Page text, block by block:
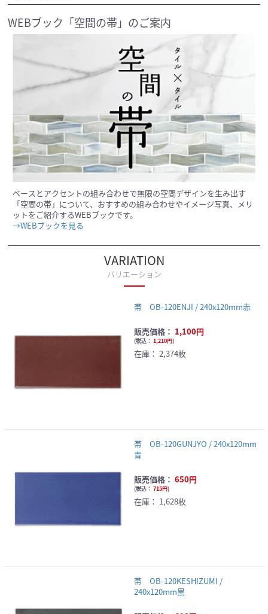
WEBブック「空間の帯」のご案内
ベースとアクセントの組み合わせで無限の空間デザインを生み出す
「空間の帯」について、おすすめの組み合わせやイメージ写真、メリ
ットをご紹介するWEBブックです。
→WEBブックを見る
VARIATION
バリエーション
帯 OB-120ENJI / 240x120mm赤
販売価格： 1,100円
(税込： 1,210円)
在庫： 2,374枚
帯 OB-120GUNJYO / 240x120mm
青
販売価格： 650円
(税込： 715円)
在庫： 1,628枚
帯 OB-120KESHIZUMI /
240x120mm黒